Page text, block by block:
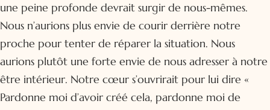
une peine profonde devrait surgir de nous-mêmes.
Nous n’aurions plus envie de courir derrière notre
proche pour tenter de réparer la situation. Nous
aurions plutôt une forte envie de nous adresser à notre
être intérieur. Notre cœur s’ouvrirait pour lui dire «
Pardonne moi d’avoir créé cela, pardonne moi de